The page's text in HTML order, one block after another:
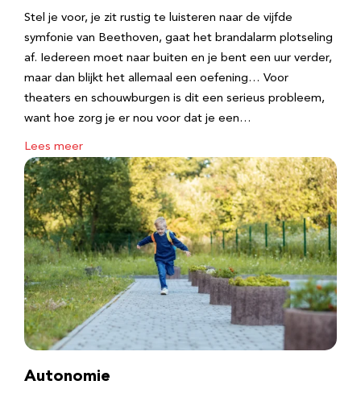
Stel je voor, je zit rustig te luisteren naar de vijfde
symfonie van Beethoven, gaat het brandalarm plotseling
af. Iedereen moet naar buiten en je bent een uur verder,
maar dan blijkt het allemaal een oefening… Voor
theaters en schouwburgen is dit een serieus probleem,
want hoe zorg je er nou voor dat je een…
Lees meer
Autonomie